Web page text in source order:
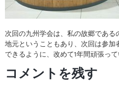
次回の九州学会は、私の故郷である
地元ということもあり、次回は参
できるように、改めて1年間頑張っ
コメントを残す